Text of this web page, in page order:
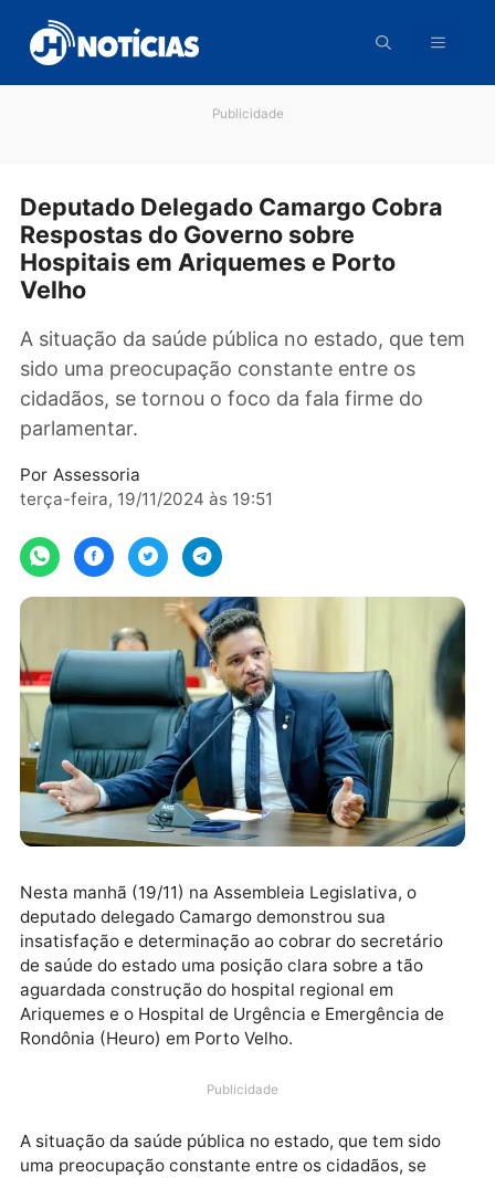
para
conteúdo
Deputado Delegado Camargo Cobra
Respostas do Governo sobre
Hospitais em Ariquemes e Porto
A situação da saúde pública no estado, que
sido uma preocupação constante entre os
cidadãos, se tornou o foco da fala firme do
parlamentar.
terça-feira, 19/11/2024 às 19:51
Nesta manhã (19/11) na Assembleia Legislativa, o
deputado delegado Camargo demonstrou sua
insatisfação e determinação ao cobrar do secretário
aguardada construção do hospital regional em
Rondônia (Heuro) em Porto Velho.